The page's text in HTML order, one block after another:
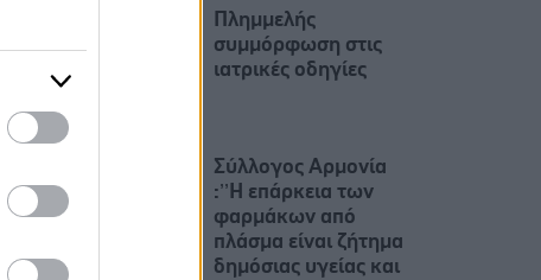
Πλημμελής
συμμόρφωση στις
ιατρικές οδηγίες
Σύλλογος Αρμονία
:’’Η επάρκεια των
φαρμάκων από
πλάσμα είναι ζήτημα
δημόσιας υγείας και